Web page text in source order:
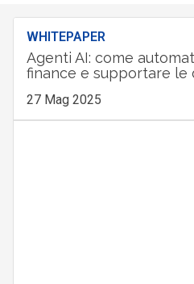
WHITEPAPER
Agenti AI: come
finance e supportare le
27 Mag 2025